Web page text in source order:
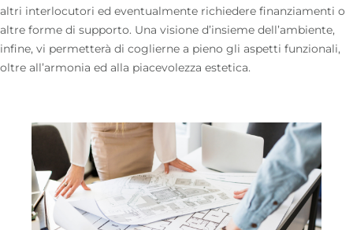
altri interlocutori ed eventualmente richiedere finanziamenti o
altre forme di supporto. Una visione d’insieme dell’ambiente,
infine, vi permetterà di coglierne a pieno gli aspetti funzionali,
oltre all’armonia ed alla piacevolezza estetica.